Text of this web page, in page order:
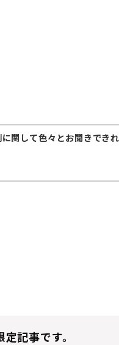
関して色々とお聞きでき
記事です。